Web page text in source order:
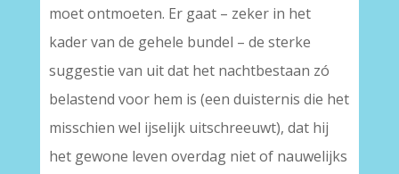
moet ontmoeten. Er gaat – zeker in het
kader van de gehele bundel – de sterke
suggestie van uit dat het nachtbestaan zó
belastend voor hem is (een duisternis die het
misschien wel ijselijk uitschreeuwt), dat hij
het gewone leven overdag niet of nauwelijks